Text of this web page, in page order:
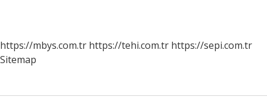
https://mbys.com.tr https://tehi.com.tr https://sepi.com.tr
Sitemap